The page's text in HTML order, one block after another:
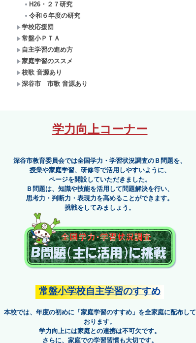
H26・２７研究
令和６年度の研究
学校応援団
常盤小ＰＴＡ
自主学習の進め方
家庭学習のススメ
校歌 音源あり
深谷市 市歌 音源あり
学力向上コーナー
深谷市教育委員会では全国学力・学習状況調査のＢ問題を、
授業や家庭学習、研修等で活用しやすいように、
ページを開設していただきました。
Ｂ問題は、知識や技能を活用して問題解決を行い、
思考力・判断力・表現力を高めることができます。
挑戦をしてみましょう。
常盤小学校自主学習のすすめ
本校では、年度の初めに「家庭学習のすすめ」を全家庭に配布して
おります。
学力向上には家庭との連携は不可欠です。
さらに、家庭での学習習慣も大切です。